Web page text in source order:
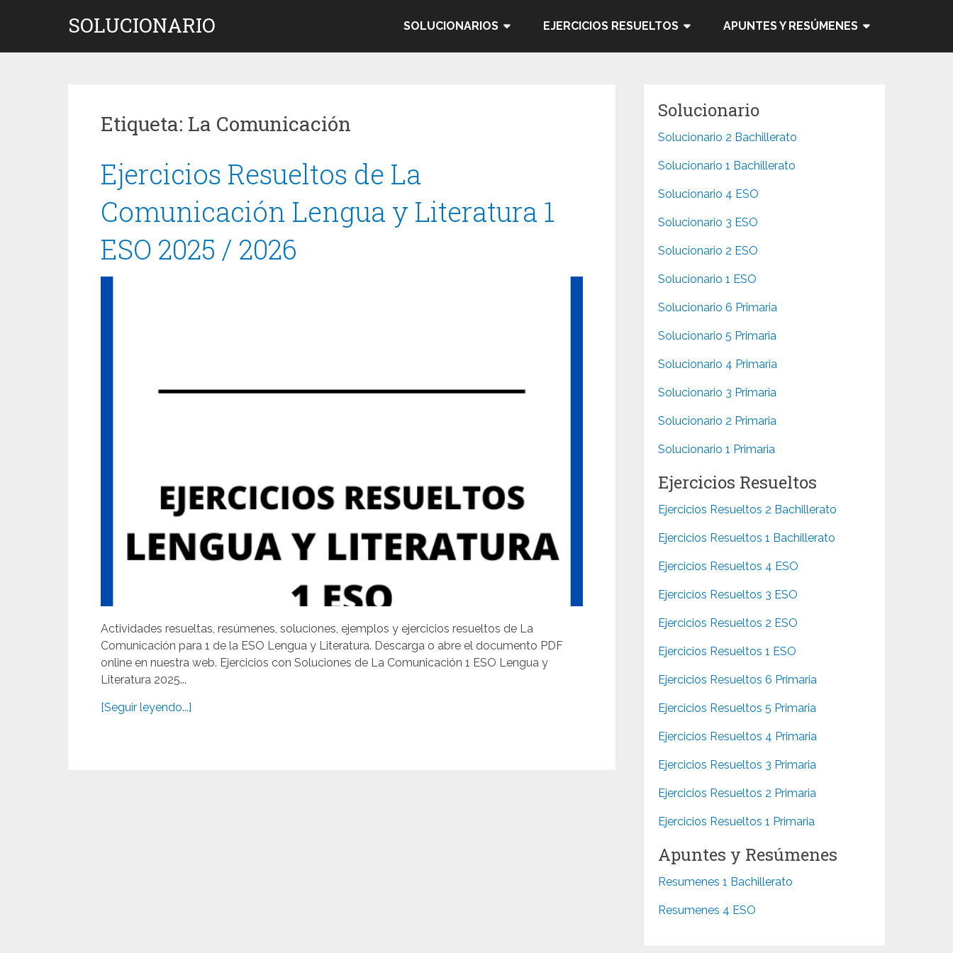
SOLUCIONARIO SOLUCIONARIOS EJERCICIOS RESUELTOS APUNTES Y RESÚMENES
Etiqueta: La Comunicación
Ejercicios Resueltos de La
Comunicación Lengua y Literatura 1
ESO 2025 / 2026
Actividades resueltas, resúmenes, soluciones, ejemplos y ejercicios resueltos de La
Comunicación para 1 de la ESO Lengua y Literatura. Descarga o abre el documento PDF
online en nuestra web. Ejercicios con Soluciones de La Comunicación 1 ESO Lengua y
Literatura 2025...
[Seguir leyendo...]
Solucionario
Solucionario 2 Bachillerato
Solucionario 1 Bachillerato
Solucionario 4 ESO
Solucionario 3 ESO
Solucionario 2 ESO
Solucionario 1 ESO
Solucionario 6 Primaria
Solucionario 5 Primaria
Solucionario 4 Primaria
Solucionario 3 Primaria
Solucionario 2 Primaria
Solucionario 1 Primaria
Ejercicios Resueltos
Ejercicios Resueltos 2 Bachillerato
Ejercicios Resueltos 1 Bachillerato
Ejercicios Resueltos 4 ESO
Ejercicios Resueltos 3 ESO
Ejercicios Resueltos 2 ESO
Ejercicios Resueltos 1 ESO
Ejercicios Resueltos 6 Primaria
Ejercicios Resueltos 5 Primaria
Ejercicios Resueltos 4 Primaria
Ejercicios Resueltos 3 Primaria
Ejercicios Resueltos 2 Primaria
Ejercicios Resueltos 1 Primaria
Apuntes y Resúmenes
Resumenes 1 Bachillerato
Resumenes 4 ESO